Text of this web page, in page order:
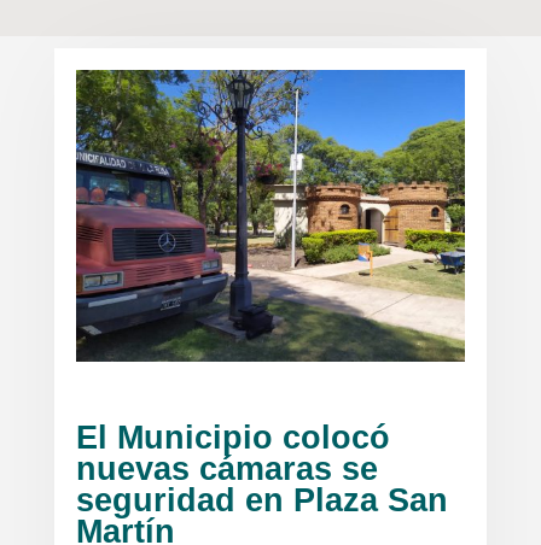
El Municipio colocó
nuevas cámaras se
seguridad en Plaza San
Martín